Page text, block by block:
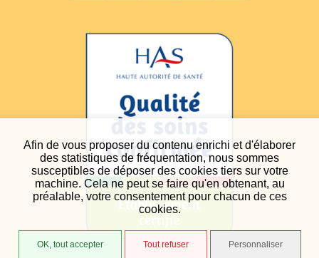
Afin de vous proposer du contenu enrichi et d'élaborer
des statistiques de fréquentation, nous sommes
susceptibles de déposer des cookies tiers sur votre
machine. Cela ne peut se faire qu'en obtenant, au
préalable, votre consentement pour chacun de ces
cookies.
OK, tout accepter Tout refuser Personnaliser